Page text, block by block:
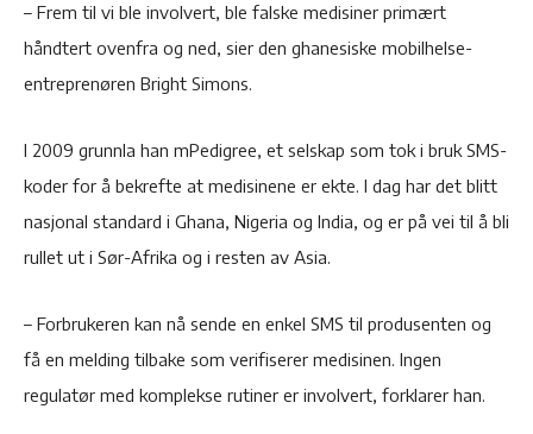
– Frem til vi ble involvert, ble falske medisiner primært
håndtert ovenfra og ned, sier den ghanesiske mobilhelse-
entreprenøren Bright Simons.
I 2009 grunnla han mPedigree, et selskap som tok i bruk SMS-
koder for å bekrefte at medisinene er ekte. I dag har det blitt
nasjonal standard i Ghana, Nigeria og India, og er på vei til å bli
rullet ut i Sør-Afrika og i resten av Asia.
– Forbrukeren kan nå sende en enkel SMS til produsenten og
få en melding tilbake som verifiserer medisinen. Ingen
regulatør med komplekse rutiner er involvert, forklarer han.